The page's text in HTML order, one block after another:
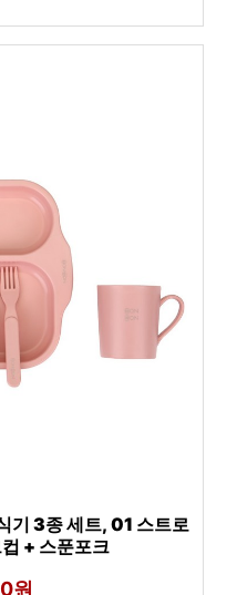
기 3종 세트, 01 스트로
+ 스푼포크
원